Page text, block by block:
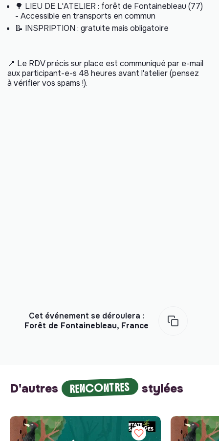
🌳 LIEU DE L'ATELIER : forêt de Fontainebleau (77)
- Accessible en transports en commun
📝 INSPRIPTION : gratuite mais obligatoire
📍 Le RDV précis sur place est communiqué par e-mail
aux participant-e-s 48 heures avant l'atelier (pensez
à vérifier vos spams !).
Cet événement se déroulera :
Forêt de Fontainebleau, France
D'autres RENCONTRES stylées